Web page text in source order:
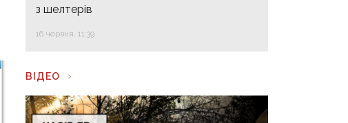
з шелтерів
16 червня, 11:39
ВІДЕО